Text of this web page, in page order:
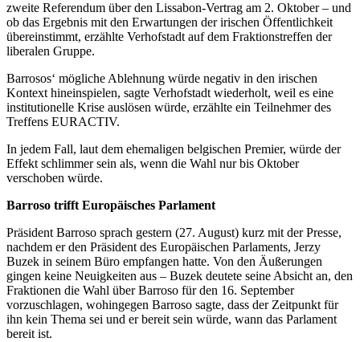
zweite Referendum über den Lissabon-Vertrag am 2. Oktober – und
ob das Ergebnis mit den Erwartungen der irischen Öffentlichkeit
übereinstimmt, erzählte Verhofstadt auf dem Fraktionstreffen der
liberalen Gruppe.
Barrosos‘ mögliche Ablehnung würde negativ in den irischen
Kontext hineinspielen, sagte Verhofstadt wiederholt, weil es eine
institutionelle Krise auslösen würde, erzählte ein Teilnehmer des
Treffens EURACTIV.
In jedem Fall, laut dem ehemaligen belgischen Premier, würde der
Effekt schlimmer sein als, wenn die Wahl nur bis Oktober
verschoben würde.
Barroso trifft Europäisches Parlament
Präsident Barroso sprach gestern (27. August) kurz mit der Presse,
nachdem er den Präsident des Europäischen Parlaments, Jerzy
Buzek in seinem Büro empfangen hatte. Von den Äußerungen
gingen keine Neuigkeiten aus – Buzek deutete seine Absicht an, den
Fraktionen die Wahl über Barroso für den 16. September
vorzuschlagen, wohingegen Barroso sagte, dass der Zeitpunkt für
ihn kein Thema sei und er bereit sein würde, wann das Parlament
bereit ist.